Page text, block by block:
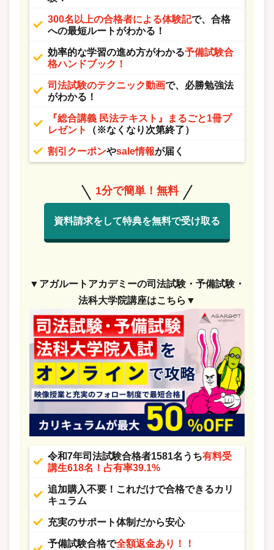
300名以上の合格者による体験記で、合格
への最短ルートがわかる！
効率的な学習の進め方がわかる予備試験合
格ハンドブック！
司法試験のテクニック動画で、必勝勉強法
がわかる！
『総合講義 民法テキスト』まるごと1冊プ
レゼント
（※なくなり次第終了）
割引クーポンやsale情報が届く
1分で簡単！無料
資料請求をして特典を無料で受け取る
▼アガルートアカデミーの司法試験・予備試験・
法科大学院講座はこちら▼
令和7年司法試験合格者1581名うち有料受
講生618名！占有率39.1%
追加購入不要！これだけで合格できるカリ
キュラム
充実のサポート体制だから安心
予備試験合格で全額返金あり！！